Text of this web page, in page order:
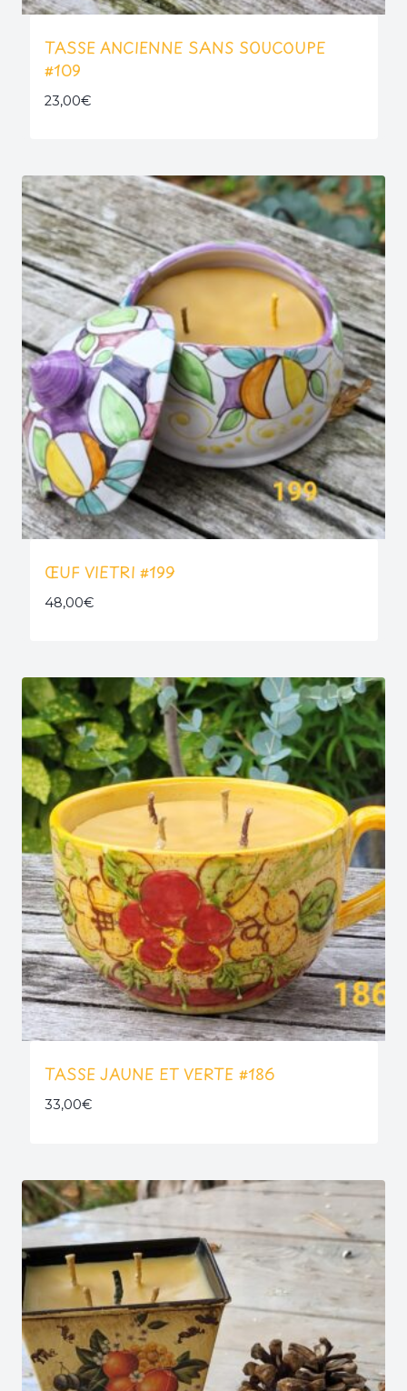
TASSE ANCIENNE SANS SOUCOUPE
#109
23,00€
ŒUF VIETRI #199
48,00€
TASSE JAUNE ET VERTE #186
33,00€